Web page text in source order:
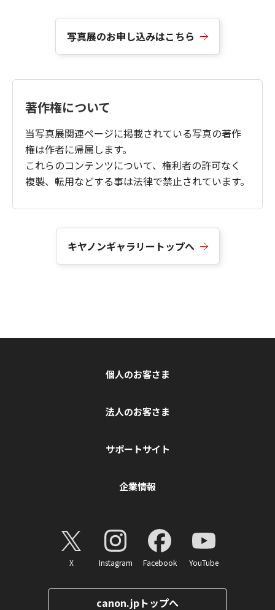
写真展のお申し込みはこちら
著作権について
当写真展関連ページに掲載されている写真の著作
権は作者に帰属します。
これらのコンテンツについて、権利者の許可なく
複製、転用などする事は法律で禁止されています。
キヤノンギャラリートップへ
個人のお客さま
法人のお客さま
サポートサイト
企業情報
X Instagram Facebook YouTube
canon.jpトップへ